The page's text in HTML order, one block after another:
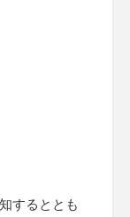
するととも